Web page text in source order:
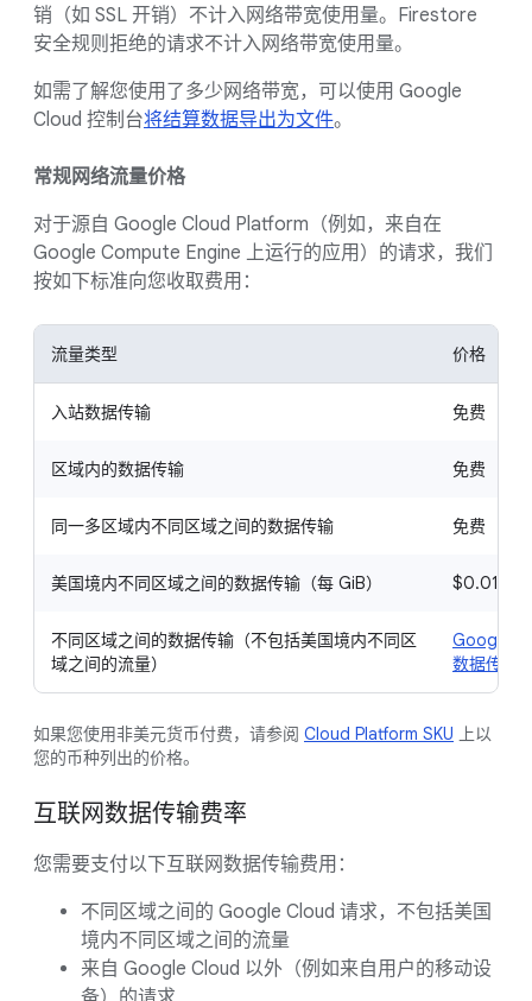
销（如 SSL 开销）不计入网络带宽使用量。Firestore
安全规则拒绝的请求不计入网络带宽使用量。
如需了解您使用了多少网络带宽，可以使用 Google
Cloud 控制台将结算数据导出为文件。
常规网络流量价格
对于源自 Google Cloud Platform（例如，来自在
Google Compute Engine 上运行的应用）的请求，我们
按如下标准向您收取费用：
流量类型 价格
入站数据传输 免费
区域内的数据传输 免费
同一多区域内不同区域之间的数据传输 免费
美国境内不同区域之间的数据传输（每 GiB） $0.01（
不同区域之间的数据传输（不包括美国境内不同区
域之间的流量）
Google
数据传输
如果您使用非美元货币付费，请参阅 Cloud Platform SKU 上以
您的币种列出的价格。
互联网数据传输费率
您需要支付以下互联网数据传输费用：
不同区域之间的 Google Cloud 请求，不包括美国
境内不同区域之间的流量
来自 Google Cloud 以外（例如来自用户的移动设